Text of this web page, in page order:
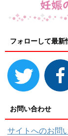
フォローして最新
お問い合わせ
サイトへのお問